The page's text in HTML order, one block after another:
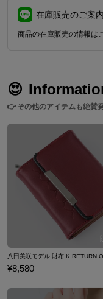
在庫販売のご案内
商品の在庫販売の情報は
😍
👉その他のアイテムも絶賛
八田美咲モデル 財布 K RETURN
¥8,580